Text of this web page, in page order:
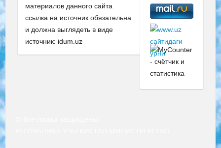
материалов данного сайта
ссылка на источник обязательна
и должна выглядеть в виде
источник: idum.uz